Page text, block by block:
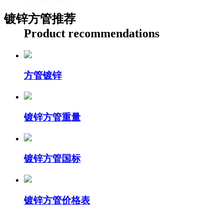
镀锌方管推荐
Product recommendations
方管镀锌
镀锌方管重量
镀锌方管国标
镀锌方管价格表